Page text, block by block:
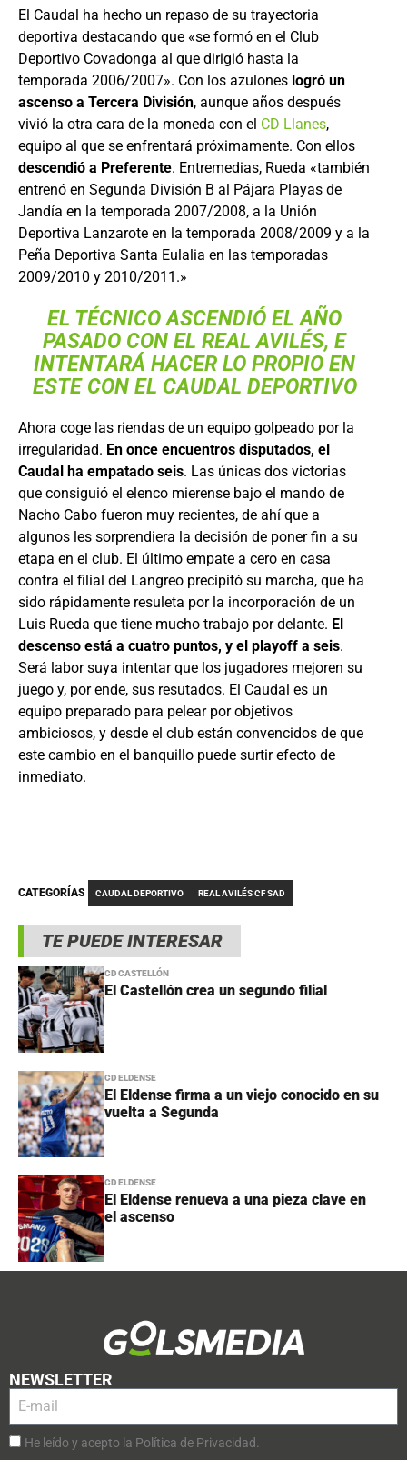
TE PUEDE INTERESAR
CD CASTELLÓN
El Castellón crea un segundo filial
CD ELDENSE
El Eldense firma a un viejo conocido en su
vuelta a Segunda
CD ELDENSE
El Eldense renueva a una pieza clave en
el ascenso
El Caudal ha hecho un repaso de su trayectoria
deportiva destacando que «se formó en el Club
Deportivo Covadonga al que dirigió hasta la
temporada 2006/2007». Con los azulones logró un
ascenso a Tercera División, aunque años después
vivió la otra cara de la moneda con el CD Llanes,
equipo al que se enfrentará próximamente. Con ellos
descendió a Preferente. Entremedias, Rueda «también
entrenó en Segunda División B al Pájara Playas de
Jandía en la temporada 2007/2008, a la Unión
Deportiva Lanzarote en la temporada 2008/2009 y a la
Peña Deportiva Santa Eulalia en las temporadas
2009/2010 y 2010/2011.»
EL TÉCNICO ASCENDIÓ EL AÑO
PASADO CON EL REAL AVILÉS, E
INTENTARÁ HACER LO PROPIO EN
ESTE CON EL CAUDAL DEPORTIVO
Ahora coge las riendas de un equipo golpeado por la
irregularidad. En once encuentros disputados, el
Caudal ha empatado seis. Las únicas dos victorias
que consiguió el elenco mierense bajo el mando de
Nacho Cabo fueron muy recientes, de ahí que a
algunos les sorprendiera la decisión de poner fin a su
etapa en el club. El último empate a cero en casa
contra el filial del Langreo precipitó su marcha, que ha
sido rápidamente resuleta por la incorporación de un
Luis Rueda que tiene mucho trabajo por delante. El
descenso está a cuatro puntos, y el playoff a seis.
Será labor suya intentar que los jugadores mejoren su
juego y, por ende, sus resutados. El Caudal es un
equipo preparado para pelear por objetivos
ambiciosos, y desde el club están convencidos de que
este cambio en el banquillo puede surtir efecto de
inmediato.
CATEGORÍAS CAUDAL DEPORTIVO REAL AVILÉS CF SAD
NEWSLETTER
He leído y acepto la Política de Privacidad.